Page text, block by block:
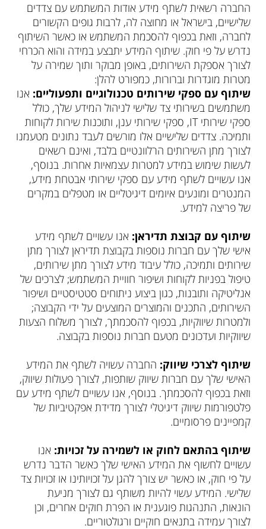
החברה רשאית לשתף מידע אודות המשתמש עם צדדים
שלישיים, בישראל או מחוצה לה, לרבות גופים הקשורים
לחברה, וזאת בכפוף להסכמת המשתמש או כאשר השיתוף
נדרש על פי חוק. שיתוף המידע יתבצע במידה והוא הכרחי
לצורך אספקת השירותים, באופן מבוקר ותוך שמירה על
מטרות מוגדרות וברורות, כמפורט להלן:
שיתוף עם ספקי שירותים טכנולוגיים ותפעוליים: אנו
משתמשים בשירותי צד שלישי לניהול המידע שלך, כולל
ספקי שירותי IT, ספקי שירותי ענן, ותוכנות שירות לקוחות
ותמיכה. צדדים שלישיים אלו מורשים לעבד נתונים מטעמנו
לצורך מתן השירותים הרלוונטיים בלבד, ואינם רשאים
לעשות שימוש במידע למטרות עצמאיות אחרות. בנוסף,
אנו עשויים לשתף מידע עם ספקי שירותי אבטחת מידע,
המנטרים ומונעים איומים דיגיטליים או מטפלים במקרים
של פריצה למידע.
שיתוף עם קבוצת תדיראן: אנו עשויים לשתף מידע
אישי שלך עם חברות נוספות בקבוצת תדיראן לצורך מתן
שירותים ותמיכה, כולל עיבוד מידע לצורך מתן שירותים,
טיפול בפניות לקוחות ושיפור חוויית המשתמש; לצרכים של
אנליטיקה ותובנות, כגון ביצוע ניתוחים סטטיסטיים ושיפור
השירותים, התכנים והמוצרים המוצעים על ידי הקבוצה;
ולמטרות שיווקיות, בכפוף להסכמתך, לצורך משלוח הצעות
שיווקיות ועדכונים מטעם חברות נוספות בקבוצה.
שיתוף לצרכי שיווק: החברה עשויה לשתף את המידע
האישי שלך עם חברות שיווק שותפות, לצורך פעולות שיווק,
וזאת בכפוף להסכמתך. בנוסף, אנו עשויים לשתף מידע עם
פלטפורמות שיווק דיגיטלי לצורך מדידת אפקטיביות של
קמפיינים פרסומיים.
שיתוף בהתאם לחוק או לשמירה על זכויות: אנו
עשויים לחשוף את המידע האישי שלך כאשר הדבר נדרש
על פי חוק, או כאשר יש צורך להגן על זכויותינו או זכויות צד
שלישי. המידע עשוי להיות משותף גם לצורך מניעת
הונאות, התנהגות פוגענית או הפרת חוקים אחרים, וכן
לצורך עמידה בתנאים חוקיים ורגולטוריים.